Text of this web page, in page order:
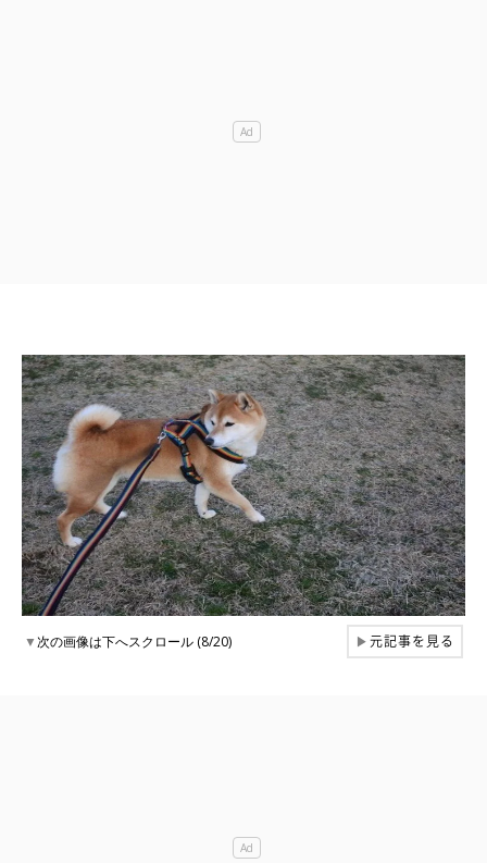
▼次の画像は下へスクロール (8/20) ▶元記事を見る